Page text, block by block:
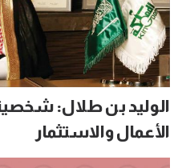
الوليد بن طلال:
الأعمال والاستثمار